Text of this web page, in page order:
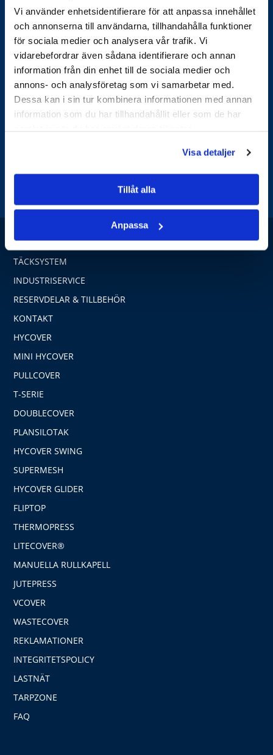
Vi använder enhetsidentifierare för att anpassa innehållet
och annonserna till användarna, tillhandahålla funktioner
för sociala medier och analysera vår trafik. Vi
vidarebefordrar även sådana identifierare och annan
information från din enhet till de sociala medier och
annons- och analysföretag som vi samarbetar med.
Dessa kan i sin tur kombinera informationen med annan
information som du har tillhandahållit eller som de har
Visa detaljer
Tillåt alla
Anpassa
Ängsgården System AB
Skrinnargatan 9
711 34
HEM
TÄCKSYSTEM
INDUSTRISERVICE
RESERVDELAR & TILLBEHÖR
KONTAKT
HYCOVER
MINI HYCOVER
PULLCOVER
T-SERIE
DOUBLECOVER
PLANSILOTAK
HYCOVER SWING
SUPERMESH
HYCOVER GLIDER
FLIPTOP
THERMOPRESS
LITECOVER®
MANUELLA RULLKAPELL
JUTEPRESS
VCOVER
WASTECOVER
REKLAMATIONER
INTEGRITETSPOLICY
LASTNÄT
TARPZONE
FAQ